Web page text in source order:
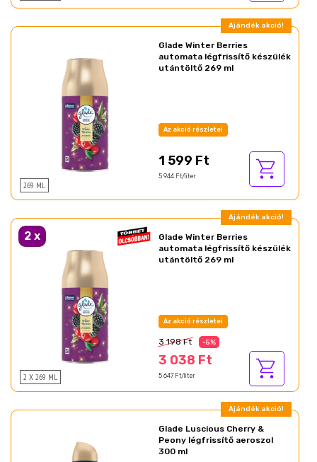
Ajándék akció!
269 ML
Glade Winter Berries
automata légfrissítő készülék
utántöltő 269 ml
Az akció részletei
1 599 Ft
5 944 Ft/liter
Ajándék akció!
2 x
2 X 269 ML
Glade Winter Berries
automata légfrissítő készülék
utántöltő 269 ml
Az akció részletei
3 198 Ft -5%
3 038 Ft
5 647 Ft/liter
Ajándék akció!
Glade Luscious Cherry &
Peony légfrissítő aeroszol
300 ml